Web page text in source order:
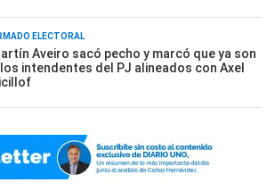
ELECTORAL
Aveiro sacó pecho y marcó que ya son
intendentes del PJ alineados con Axel